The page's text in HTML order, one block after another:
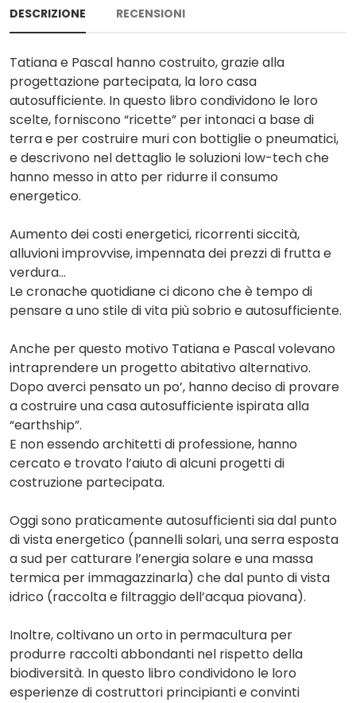
DESCRIZIONE RECENSIONI
Tatiana e Pascal hanno costruito, grazie alla
progettazione partecipata, la loro casa
autosufficiente. In questo libro condividono le loro
scelte, forniscono “ricette” per intonaci a base di
terra e per costruire muri con bottiglie o pneumatici,
e descrivono nel dettaglio le soluzioni low-tech che
hanno messo in atto per ridurre il consumo
energetico.
Aumento dei costi energetici, ricorrenti siccità,
alluvioni improvvise, impennata dei prezzi di frutta e
verdura...
Le cronache quotidiane ci dicono che è tempo di
pensare a uno stile di vita più sobrio e autosufficiente.
Anche per questo motivo Tatiana e Pascal volevano
intraprendere un progetto abitativo alternativo.
Dopo averci pensato un po’, hanno deciso di provare
a costruire una casa autosufficiente ispirata alla
“earthship”.
E non essendo architetti di professione, hanno
cercato e trovato l’aiuto di alcuni progetti di
costruzione partecipata.
Oggi sono praticamente autosufficienti sia dal punto
di vista energetico (pannelli solari, una serra esposta
a sud per catturare l’energia solare e una massa
termica per immagazzinarla) che dal punto di vista
idrico (raccolta e filtraggio dell’acqua piovana).
Inoltre, coltivano un orto in permacultura per
produrre raccolti abbondanti nel rispetto della
biodiversità. In questo libro condividono le loro
esperienze di costruttori principianti e convinti